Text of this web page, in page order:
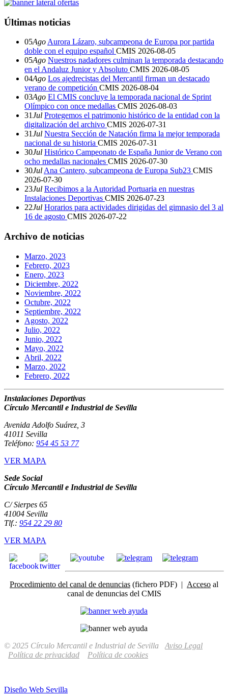
Últimas noticias
05Ago Aurora Lázaro, subcampeona de Europa por partida
doble con el equipo español CMIS 2026-08-05
05Ago Nuestros nadadores culminan la temporada destacando
en el Andaluz Junior y Absoluto CMIS 2026-08-05
04Ago Los ajedrecistas del Mercantil firman un destacado
verano de competición CMIS 2026-08-04
03Ago El CMIS concluye la temporada nacional de Sprint
Olímpico con once medallas CMIS 2026-08-03
31Jul Protegemos el patrimonio histórico de la entidad con la
digitalización del archivo CMIS 2026-07-31
31Jul Nuestra Sección de Natación firma la mejor temporada
nacional de su historia CMIS 2026-07-31
30Jul Histórico Campeonato de España Junior de Verano con
ocho medallas nacionales CMIS 2026-07-30
30Jul Ana Cantero, subcampeona de Europa Sub23 CMIS
2026-07-30
23Jul Recibimos a la Autoridad Portuaria en nuestras
Instalaciones Deportivas CMIS 2026-07-23
22Jul Horarios para actividades dirigidas del gimnasio del 3 al
16 de agosto CMIS 2026-07-22
Archivo de noticias
Marzo, 2023
Febrero, 2023
Enero, 2023
Diciembre, 2022
Noviembre, 2022
Octubre, 2022
Septiembre, 2022
Agosto, 2022
Julio, 2022
Junio, 2022
Mayo, 2022
Abril, 2022
Marzo, 2022
Febrero, 2022
Instalaciones Deportivas
Círculo Mercantil e Industrial de Sevilla
Avenida Adolfo Suárez, 3
41011 Sevilla
Teléfono: 954 45 53 77
VER MAPA
Sede Social
Círculo Mercantil e Industrial de Sevilla
C/ Sierpes 65
41004 Sevilla
Tlf.: 954 22 29 80
VER MAPA
Procedimiento del canal de denuncias (fichero PDF) | Acceso al
canal de denuncias del CMIS
© 2025 Círculo Mercantil e Industrial de Sevilla Aviso Legal
Política de privacidad
Política de cookies
Diseño Web Sevilla